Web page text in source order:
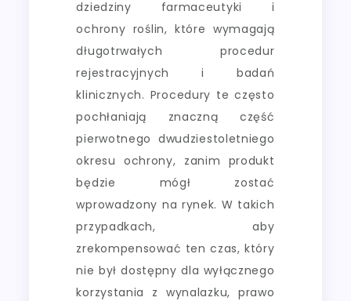
dziedziny farmaceutyki i
ochrony roślin, które wymagają
długotrwałych procedur
rejestracyjnych i badań
klinicznych. Procedury te często
pochłaniają znaczną część
pierwotnego dwudziestoletniego
okresu ochrony, zanim produkt
będzie mógł zostać
wprowadzony na rynek. W takich
przypadkach, aby
zrekompensować ten czas, który
nie był dostępny dla wyłącznego
korzystania z wynalazku, prawo